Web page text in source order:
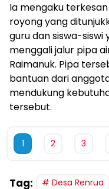
Ia mengaku
royong yang
guru dan siswa-
menggali jalur pipa
Raimanuk. Pipa
bantuan dari
mendukung
tersebut.
1 2 3
Tag: Desa Renrua